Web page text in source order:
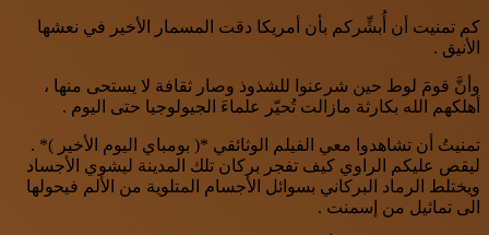
كم تمنيت أن أُبشِّركم بأن أمريكا دقت المسمار الأخير في نعشها
الأنيق .
وأنَّ قومَ لوط حين شرعنوا للشذوذ وصار ثقافة ﻻ يستحى منها ،
أهلكهم الله بكارثة مازالت تُحيّر علماءَ الجيولوجيا حتى اليوم .
تمنيتُ أن تشاهدوا معي الفيلم الوثائقي *( بومباي اليوم الأخير )* .
ليقص عليكم الراوي كيف تفجر بركان تلك المدينة ليشوي الأجساد
ويختلط الرماد البركاني بسوائل الأجسام المتلوية من الألم فيحولها
الى تماثيل من إسمنت .